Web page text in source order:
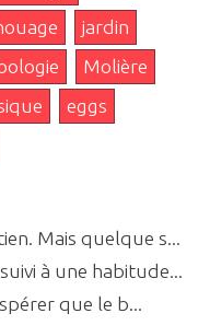
jardin
Molière
eggs
Mais quelque s...
à une habitude...
que le b...